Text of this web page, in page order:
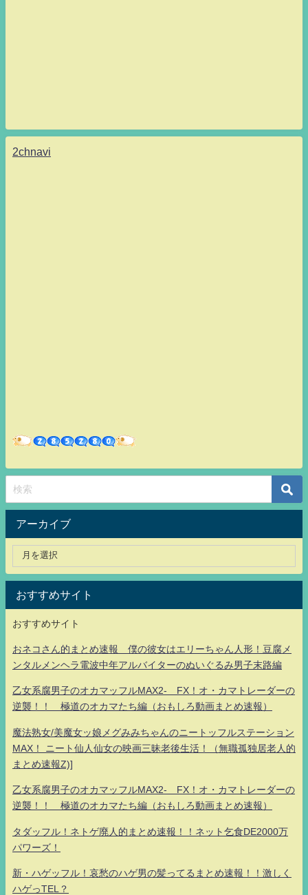
2chnavi
アーカイブ
おすすめサイト
おすすめサイト
おネコさん的まとめ速報 僕の彼女はエリーちゃん人形！豆腐メ
ンタルメンヘラ電波中年アルバイターのぬいぐるみ男子末路編
乙女系腐男子のオカマッフルMAX2- FX！オ・カマトレーダーの
逆襲！！ 極道のオカマたち編（おもしろ動画まとめ速報）
魔法熟女/美魔女ッ娘メグみみちゃんのニートッフルステーション
MAX！ ニート仙人仙女の映画三昧老後生活！（無職孤独居老人的
まとめ速報Z)]
乙女系腐男子のオカマッフルMAX2- FX！オ・カマトレーダーの
逆襲！！ 極道のオカマたち編（おもしろ動画まとめ速報）
タダッフル！ネトゲ廃人的まとめ速報！！ネット乞食DE2000万
パワーズ！
新・ハゲッフル！哀愁のハゲ男の髪ってるまとめ速報！！激しく
ハゲっTEL？